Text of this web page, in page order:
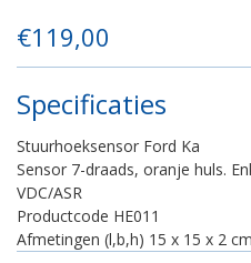
€119,00
Specificaties
Stuurhoeksensor Ford Ka
Sensor 7-draads, oranje huls.
VDC/ASR
Productcode HE011
Afmetingen (l,b,h) 15 x 15 x 2 cm